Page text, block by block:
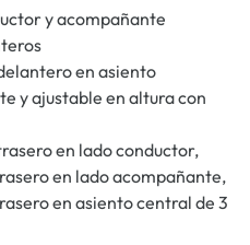
y acompañante
en asiento
y ajustable en altura con
en lado conductor,
en lado acompañante,
en asiento central de 3